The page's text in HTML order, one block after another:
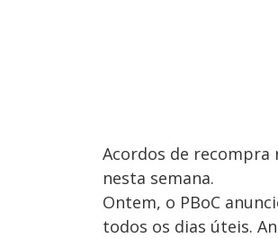
Acordos de recompra
nesta semana.
Ontem, o PBoC
todos os dias úteis.